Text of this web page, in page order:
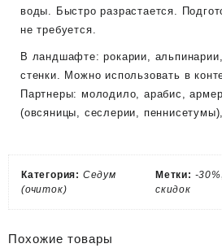
воды. Быстро разрастается.
не требуется.
В ландшафте: рокарии,
стенки. Можно использовать в
Партнеры: молодило, арабис,
(овсяницы, сеслерии,
Категория: Седум
(очиток)
Метки: -30%
скидок
Похожие товары